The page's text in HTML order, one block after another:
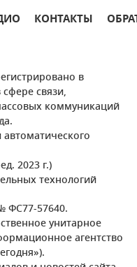
КОНТАКТЫ
в
связи,
коммуникаций
2023 г.)
технологий
ФС77-57640.
унитарное
агентство